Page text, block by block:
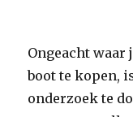
Ongeacht
boot te kopen,
onderzoek te